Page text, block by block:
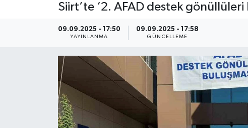
Siirt’te ‘2. AFAD destek gönüllüleri
09.09.2025 - 17:50
YAYINLANMA
09.09.2025 - 17:58
GÜNCELLEME
İLÇELER
KÜLTÜR-SANAT
SAĞLIK-YAŞAM
Tüm Manşetler
Son Dakika Haberleri
Haber Arşivi